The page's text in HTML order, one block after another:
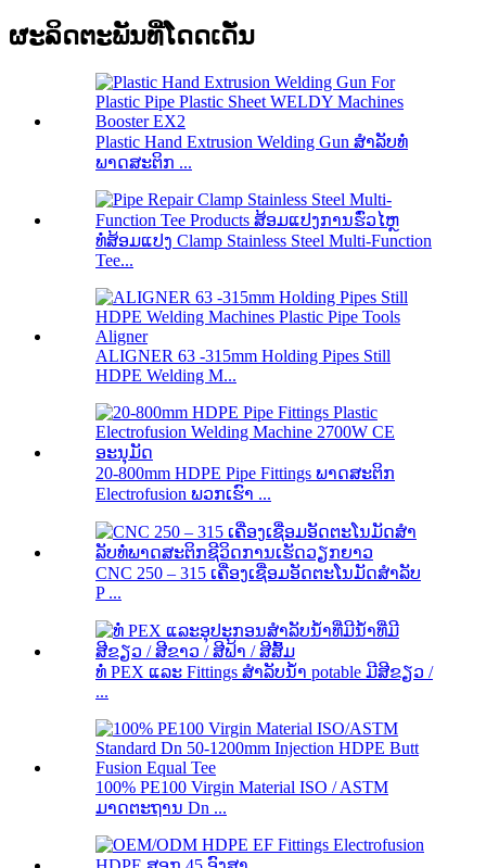
ຜະລິດຕະພັນທີ່ໂດດເດັ່ນ
Plastic Hand Extrusion Welding Gun ສໍາລັບທໍ່
ພາດສະຕິກ ...
ທໍ່ສ້ອມແປງ Clamp Stainless Steel Multi-Function
Tee...
ALIGNER 63 -315mm Holding Pipes Still
HDPE Welding M...
20-800mm HDPE Pipe Fittings ພາດສະຕິກ
Electrofusion ພວກເຮົາ ...
CNC 250 – 315 ເຄື່ອງເຊື່ອມອັດຕະໂນມັດສໍາລັບ
P ...
ທໍ່ PEX ແລະ Fittings ສໍາລັບນ້ໍາ potable ມີສີຂຽວ /
...
100% PE100 Virgin Material ISO / ASTM
ມາດຕະຖານ Dn ...